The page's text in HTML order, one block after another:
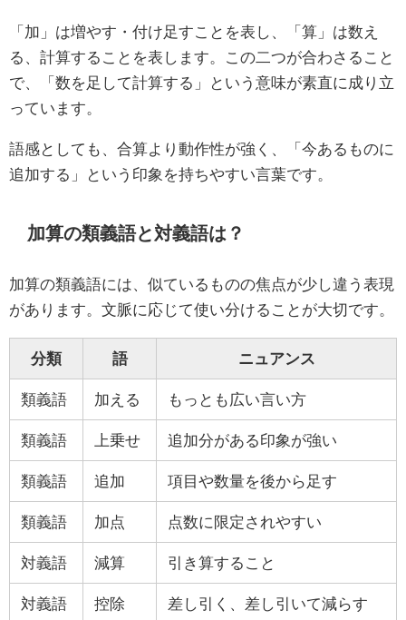
「加」は増やす・付け足すことを表し、「算」は数え
る、計算することを表します。この二つが合わさること
で、「数を足して計算する」という意味が素直に成り立
っています。
語感としても、合算より動作性が強く、「今あるものに
追加する」という印象を持ちやすい言葉です。
加算の類義語と対義語は？
加算の類義語には、似ているものの焦点が少し違う表現
があります。文脈に応じて使い分けることが大切です。
分類 語 ニュアンス
類義語 加える もっとも広い言い方
類義語 上乗せ 追加分がある印象が強い
類義語 追加 項目や数量を後から足す
類義語 加点 点数に限定されやすい
対義語 減算 引き算すること
対義語 控除 差し引く、差し引いて減らす